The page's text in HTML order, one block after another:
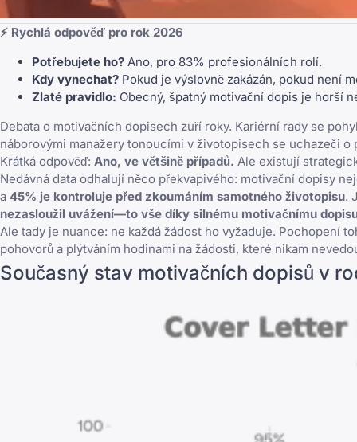
⚡ Rychlá odpověď pro rok 2026
Potřebujete ho? Ano, pro 83% profesionálních rolí.
Kdy vynechat? Pokud je výslovně zakázán, pokud není
Zlaté pravidlo: Obecný, špatný motivační dopis je horší
Debata o motivačních dopisech zuří roky. Kariérní rady se
náborovými manažery tonoucími v životopisech se uchazeči
Krátká odpověď: Ano, ve většině případů. Ale existují
Nedávná data odhalují něco překvapivého: motivační dopisy
a 45% je kontroluje před zkoumáním samotného životopisu.
nezasloužil uvážení—to vše díky silnému motivačnímu
Ale tady je nuance: ne každá žádost ho vyžaduje. Pochopení
pohovorů a plýtváním hodinami na žádosti, které nikam
Současný stav motivačních dopisů v